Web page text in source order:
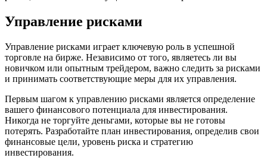
Управление рисками
Управление рисками играет ключевую роль в успешной
торговле на бирже. Независимо от того, являетесь ли вы
новичком или опытным трейдером, важно следить за рисками
и принимать соответствующие меры для их управления.
Первым шагом к управлению рисками является определение
вашего финансового потенциала для инвестирования.
Никогда не торгуйте деньгами, которые вы не готовы
потерять. Разработайте план инвестирования, определив свои
финансовые цели, уровень риска и стратегию
инвестирования.